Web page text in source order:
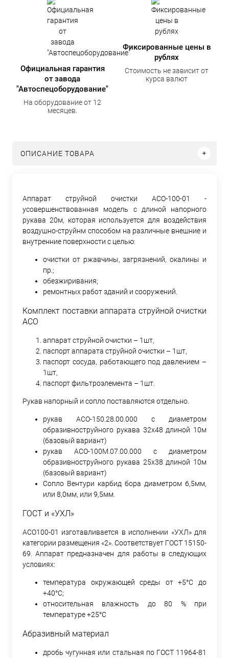
Официальная гарантия
от завода
"Автоспецоборудование"
На оборудование от 12
месяцев.
Фиксированные цены в
рублях
Стоимость не зависит от
курса валют
ОПИСАНИЕ ТОВАРА
Аппарат струйной очистки АСО-100-01 -
усовершенствованная модель с длиной напорного
рукава 20м, которая используется для воздействия
воздушно-струйнм способом на различные внешние и
внутренние поверхности с целью:
очистки от ржавчины, загрязнений, окалины и
пр.;
обезжиривания;
ремонтных работ зданий и сооружений.
Комплект поставки аппарата струйной очистки
АСО
аппарат струйной очистки – 1шт,
паспорт аппарата струйной очистки – 1шт,
паспорт сосуда, работающего под давлением –
1шт,
паспорт фильтроэлемента – 1шт.
Рукав напорный и сопло поставляются отдельно.
рукав АСО-150.28.00.000 с диаметром
образивноструйного рукава 32х48 длиной 10м
(базовый вариант)
рукав АСО-100М.07.00.000 с диаметром
образивноструйного рукава 25х38 длиной 10м
(базовый вариант)
Сопло Вентури карбид бора диаметром 6,5мм,
или 8,0мм, или 9,5мм.
ГОСТ и «УХЛ»
АСО100-01 изготавливается в исполнении «УХЛ» для
категории размещения «2». Соответствует ГОСТ 15150-
69. Аппарат предназначен для работы в следующих
условиях:
температура окружающей среды от +5°C до
+40°C;
относительная влажность до 80 % при
температуре +25°C
Абразивный материал
дробь чугунная или стальная по ГОСТ 11964-81